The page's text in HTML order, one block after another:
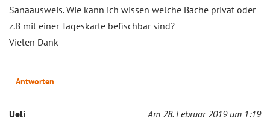
Sanaausweis. Wie kann ich wissen welche Bäche privat oder
z.B mit einer Tageskarte befischbar sind?
Vielen Dank
Antworten
Ueli Am 28. Februar 2019 um 1:19